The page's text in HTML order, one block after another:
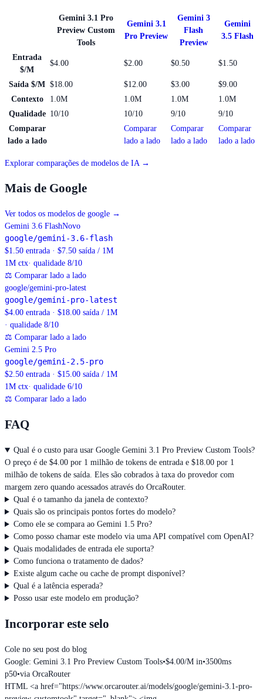
Gemini 3.1 Pro
Preview Custom
Tools
Gemini 3.1
Pro Preview
Gemini 3
Flash
Preview
Gemini
3.5 Flash
Entrada
$/M
$4.00 $2.00 $0.50 $1.50
Saída $/M $18.00 $12.00 $3.00
$9.00
Contexto
1.0M 1.0M 1.0M
1.0M
Qualidade 10/10 10/10 9/10
9/10
Comparar
lado a lado
Comparar
lado a lado
Comparar
lado a lado
Comparar
lado a lado
Explorar comparações de modelos de IA →
Mais de Google
Ver todos os modelos de google →
Gemini 3.6 FlashNovo
google/gemini-3.6-flash
$1.50 entrada · $7.50 saída / 1M
1M ctx· qualidade 8/10
⚖ Comparar lado a lado
google/gemini-pro-latest
google/gemini-pro-latest
$4.00 entrada · $18.00 saída / 1M
· qualidade 8/10
⚖ Comparar lado a lado
Gemini 2.5 Pro
google/gemini-2.5-pro
$2.50 entrada · $15.00 saída / 1M
1M ctx· qualidade 6/10
⚖ Comparar lado a lado
FAQ
Qual é o custo para usar Google Gemini 3.1 Pro Preview Custom Tools?
O preço é de $4.00 por 1 milhão de tokens de entrada e $18.00 por 1
milhão de tokens de saída. Eles são cobrados à taxa do provedor com
margem zero quando acessados através do OrcaRouter.
Qual é o tamanho da janela de contexto?
Quais são os principais pontos fortes do modelo?
Como ele se compara ao Gemini 1.5 Pro?
Como posso chamar este modelo via uma API compatível com OpenAI?
Quais modalidades de entrada ele suporta?
Como funciona o tratamento de dados?
Existe algum cache ou cache de prompt disponível?
Qual é a latência esperada?
Posso usar este modelo em produção?
Incorporar este selo
Cole no seu post do blog
Google: Gemini 3.1 Pro Preview Custom Tools•$4.00/M in•3500ms
p50•via OrcaRouter
HTML <a href="https://www.orcarouter.ai/models/google/gemini-3.1-pro-